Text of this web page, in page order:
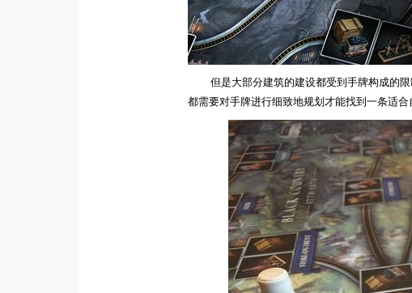
但是大部分建筑的建设都受到手牌构成的
都需要对手牌进行细致地规划才能找到一条适